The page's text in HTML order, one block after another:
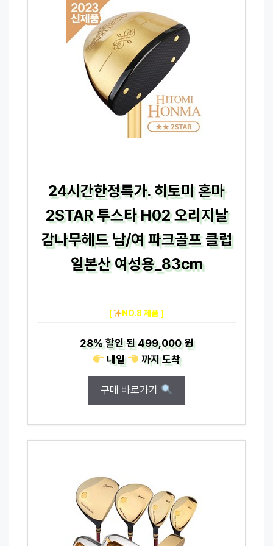
24시간한정특가. 히토미 혼마
2STAR 투스타 H02 오리지날
감나무헤드 남/여 파크골프 클럽
일본산 여성용_83cm
[ NO.8 제품 ]
28%할인 된499,000 원
내일
까지도착
구매 바로가기